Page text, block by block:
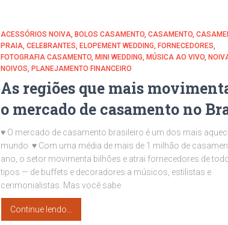
ACESSÓRIOS NOIVA BOLOS CASAMENTO CASAMENTO
PRAIA CELEBRANTES ELOPEMENT WEDDING
FORNECEDORES
FOTOGRAFIA CASAMENTO MINI WEDDING MÚSICA AO VIVO
NOIVOS
PLANEJAMENTO FINANCEIRO
As regiões que mais
o mercado de casamento no
♥ O mercado de casamento brasileiro é um dos mais
mundo. ♥ Com uma média de mais de 1 milhão de
ano, o setor movimenta bilhões e atrai fornecedores de
tipos — de buffets e decoradores a músicos, estilistas e
cerimonialistas. Mas você sabe
Continue lendo…